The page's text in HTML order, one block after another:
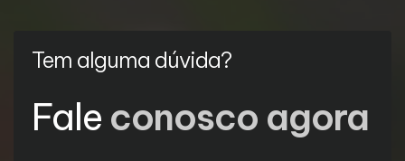
Tem alguma dúvida?
Fale conosco agora